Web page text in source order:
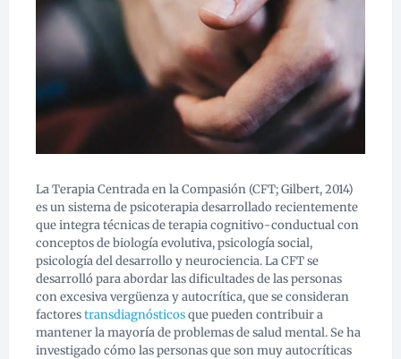
La Terapia Centrada en la Compasión (CFT; Gilbert, 2014)
es un sistema de psicoterapia desarrollado recientemente
que integra técnicas de terapia cognitivo-conductual con
conceptos de biología evolutiva, psicología social,
psicología del desarrollo y neurociencia. La CFT se
desarrolló para abordar las dificultades de las personas
con excesiva vergüenza y autocrítica, que se consideran
factorestransdiagnósticosque pueden contribuir a
mantener la mayoría de problemas de salud mental. Se ha
investigado cómo las personas que son muy autocríticas